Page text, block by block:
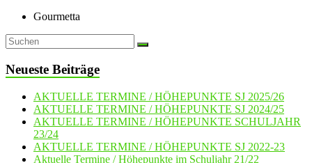
Gourmetta
Neueste Beiträge
AKTUELLE TERMINE / HÖHEPUNKTE SJ 2025/26
AKTUELLE TERMINE / HÖHEPUNKTE SJ 2024/25
AKTUELLE TERMINE / HÖHEPUNKTE SCHULJAHR
23/24
AKTUELLE TERMINE / HÖHEPUNKTE SJ 2022-23
Aktuelle Termine / Höhepunkte im Schuljahr 21/22